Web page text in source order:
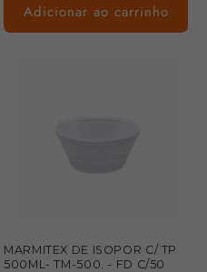
Adicionar ao carrinho
MARMITEX DE ISOPOR C/ TP
500ML- TM-500. - FD C/50